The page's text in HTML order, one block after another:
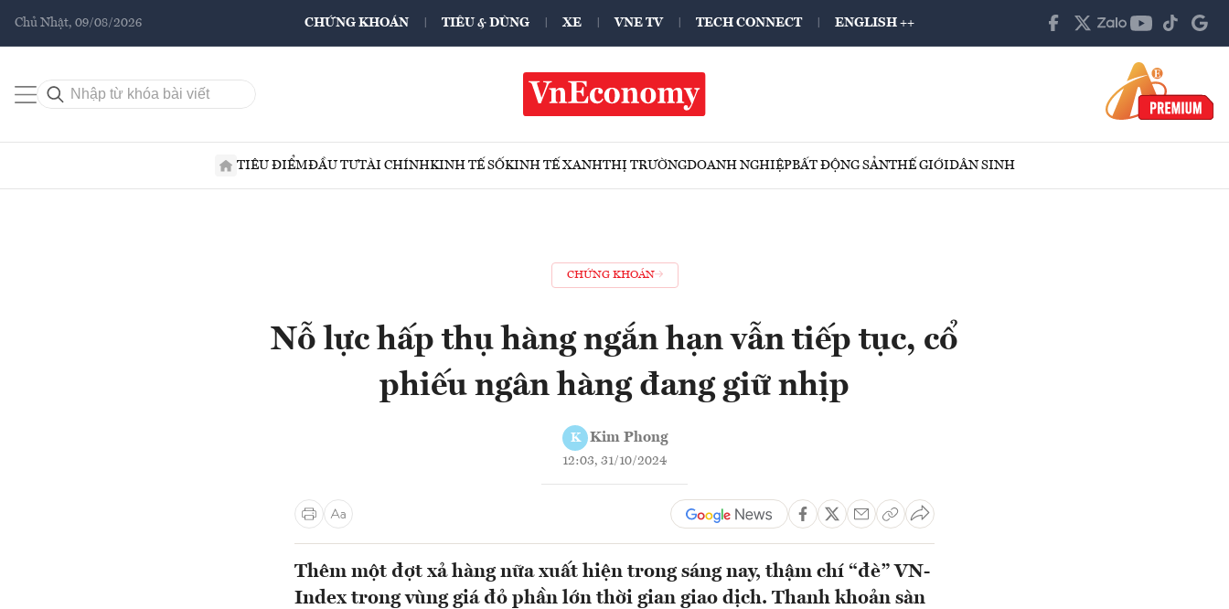
Chủ Nhật, 09/08/2026 CHỨNG KHOÁN TIÊU & DÙNG XE VNE TV TECH CONNECT ENGLISH ++
TIÊU ĐIỂMĐẦU TƯTÀI CHÍNHKINH TẾ SỐKINH TẾ XANHTHỊ TRƯỜNGDOANH NGHIỆPBẤT ĐỘNG SẢNTHẾ GIỚIDÂN SINH
CHỨNG KHOÁN
Nỗ lực hấp thụ hàng ngắn hạn vẫn tiếp tục, cổ
phiếu ngân hàng đang giữ nhịp
K Kim Phong
12:03, 31/10/2024
Thêm một đợt xả hàng nữa xuất hiện trong sáng nay, thậm chí “đè” VN-
Index trong vùng giá đỏ phần lớn thời gian giao dịch. Thanh khoản sàn